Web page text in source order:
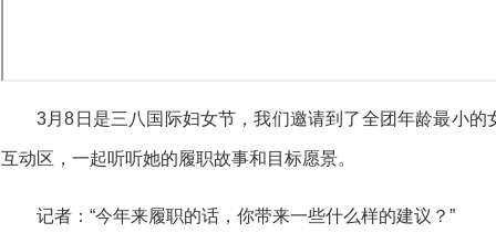
3月8日是三八国际妇女节，我们邀请到了全团年龄最小
互动区，一起听听她的履职故事和目标愿景。
记者：“今年来履职的话，你带来一些什么样的建议？”